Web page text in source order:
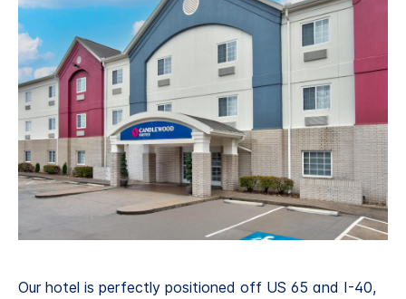
Our hotel is perfectly positioned off US 65 and I-40,